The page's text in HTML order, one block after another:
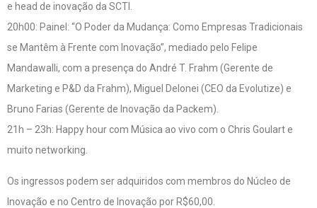
e head de inovação da SCTI.
20h00: Painel: “O Poder da Mudança: Como Empresas Tradicionais
se Mantêm à Frente com Inovação”, mediado pelo Felipe
Mandawalli, com a presença do André T. Frahm (Gerente de
Marketing e P&D da Frahm), Miguel Delonei (CEO da Evolutize) e
Bruno Farias (Gerente de Inovação da Packem).
21h – 23h: Happy hour com Música ao vivo com o Chris Goulart e
muito networking.
Os ingressos podem ser adquiridos com membros do Núcleo de
Inovação e no Centro de Inovação por R$60,00.